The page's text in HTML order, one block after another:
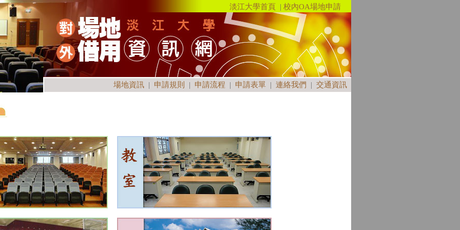
淡江大學首頁 | 校內OA場地申請
場地資訊 | 申請規則 | 申請流程 | 申請表單 | 連絡我們 | 交通資訊